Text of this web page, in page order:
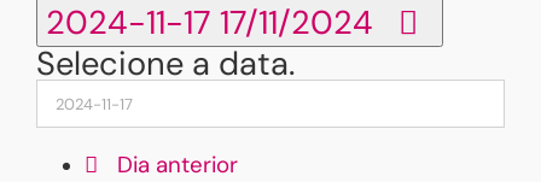
2024-11-17 17/11/2024
Selecione a data.
Dia anterior